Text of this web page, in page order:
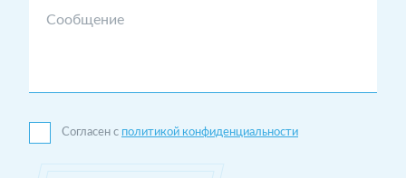
Сообщение
Согласен с политикой конфиденциальности